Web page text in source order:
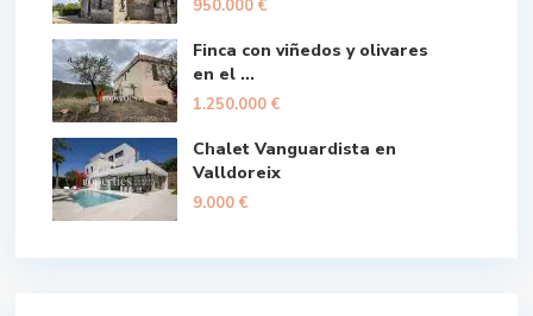
950.000 €
Finca con viñedos y olivares
en el ...
1.250.000 €
Chalet Vanguardista en
Valldoreix
9.000 €